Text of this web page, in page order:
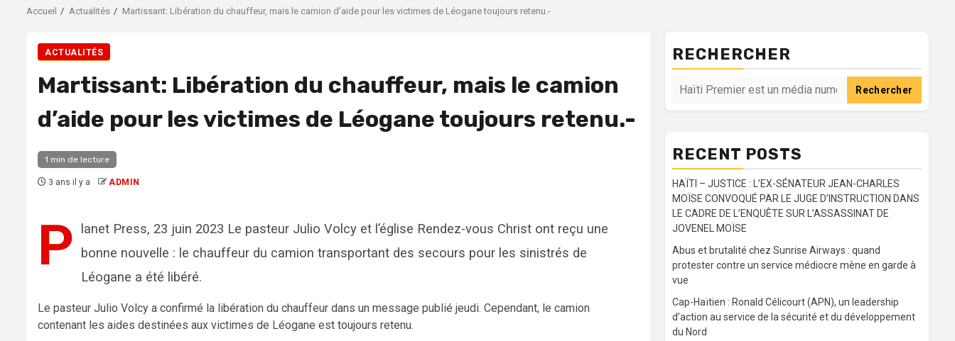
Accueil Actualités Martissant: Libération du chauffeur, mais le camion d’aide pour les victimes de Léogane toujours retenu.-
ACTUALITÉS
Martissant: Libération du chauffeur, mais le camion
d’aide pour les victimes de Léogane toujours retenu.-
1 min de lecture
3 ans il y a ADMIN
P
lanet Press, 23 juin 2023 Le pasteur Julio Volcy et l’église Rendez-vous Christ ont reçu une
bonne nouvelle : le chauffeur du camion transportant des secours pour les sinistrés de
Léogane a été libéré.
Le pasteur Julio Volcy a confirmé la libération du chauffeur dans un message publié jeudi. Cependant, le camion
contenant les aides destinées aux victimes de Léogane est toujours retenu.
RECHERCHER
Rechercher
RECENT POSTS
HAÏTI – JUSTICE : L’EX-SÉNATEUR JEAN-CHARLES
MOÏSE CONVOQUÉ PAR LE JUGE D’INSTRUCTION DANS
LE CADRE DE L’ENQUÊTE SUR L’ASSASSINAT DE
JOVENEL MOÏSE
Abus et brutalité chez Sunrise Airways : quand
protester contre un service médiocre mène en garde à
vue
Cap-Haïtien : Ronald Célicourt (APN), un leadership
d’action au service de la sécurité et du développement
du Nord